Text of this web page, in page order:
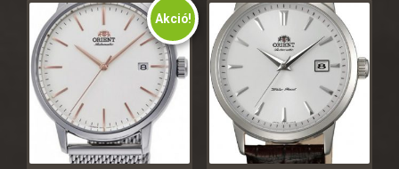
Akció!